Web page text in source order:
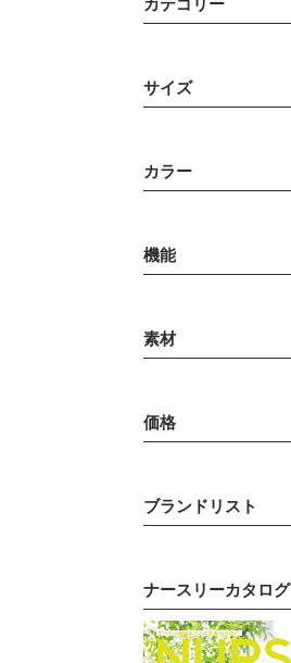
カテゴリー
サイズ
カラー
機能
素材
価格
ブランドリスト
ナースリーカタログ